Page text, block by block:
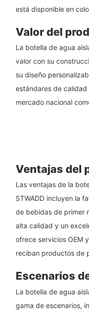
está disponible en
Valor del
La botella de agua
valor con su
su diseño
estándares de
mercado nacional
Ventajas del
Las ventajas de la
STWADD incluyen la
de bebidas de primer
alta calidad y un
ofrece servicios OEM
reciban productos de
Escenarios
La botella de agua
gama de escenarios,